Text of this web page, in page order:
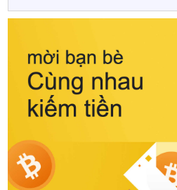
này, bạn sẽ cảm nhận rõ rệt
hồi chuẩn xác của phần đệm
cột sống.
Bên cạnh đó, việc lựa chọn
sản phẩm đạt chuẩn chất
tế còn giúp ngăn ngừa tình
khuẩn và nấm mốc trong điều
thời tiết nóng ẩm. Bạn có thể
thêm các nghiên cứu khoa học
động của giấc ngủ và môi